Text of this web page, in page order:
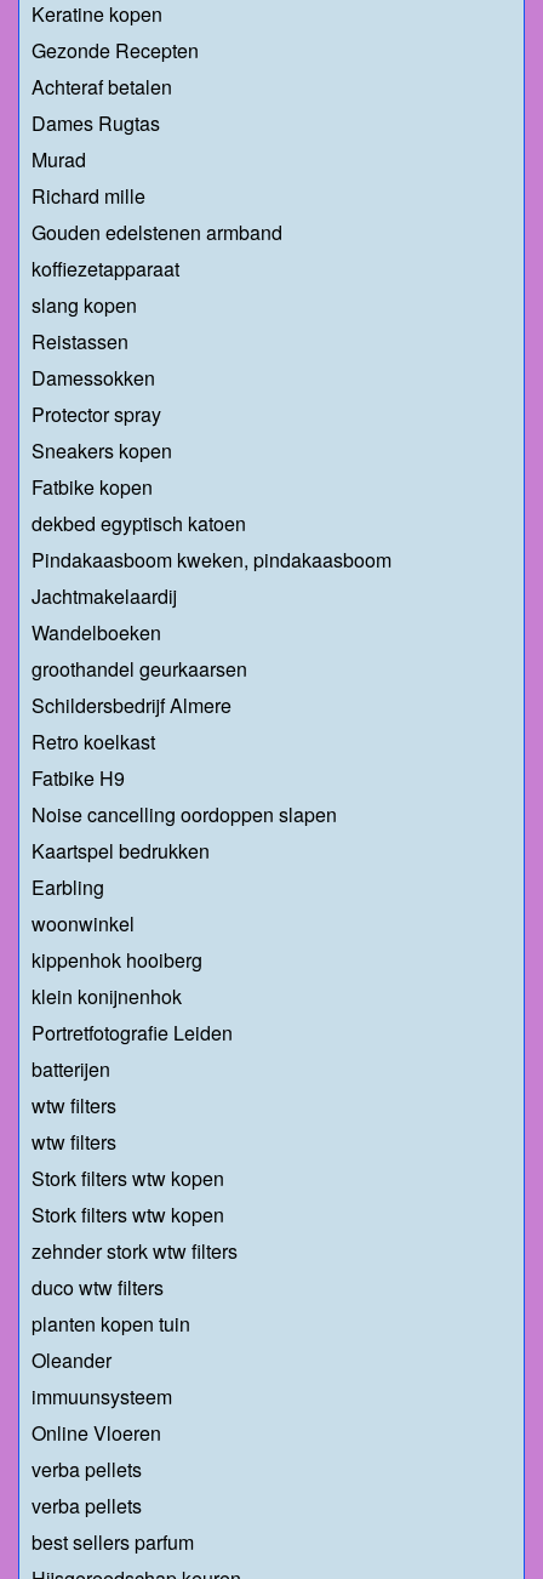
Keratine kopen
Gezonde Recepten
Achteraf betalen
Dames Rugtas
Murad
Richard mille
Gouden edelstenen armband
koffiezetapparaat
slang kopen
Reistassen
Damessokken
Protector spray
Sneakers kopen
Fatbike kopen
dekbed egyptisch katoen
Pindakaasboom kweken, pindakaasboom
Jachtmakelaardij
Wandelboeken
groothandel geurkaarsen
Schildersbedrijf Almere
Retro koelkast
Fatbike H9
Noise cancelling oordoppen slapen
Kaartspel bedrukken
Earbling
woonwinkel
kippenhok hooiberg
klein konijnenhok
Portretfotografie Leiden
batterijen
wtw filters
wtw filters
Stork filters wtw kopen
Stork filters wtw kopen
zehnder stork wtw filters
duco wtw filters
planten kopen tuin
Oleander
immuunsysteem
Online Vloeren
verba pellets
verba pellets
best sellers parfum